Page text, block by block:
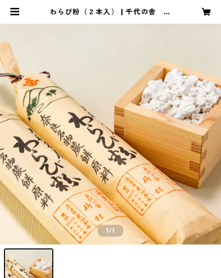
わらび粉（２本入） | 千代の舎 竹
1/1